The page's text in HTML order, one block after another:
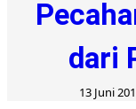
dari
13 Juni